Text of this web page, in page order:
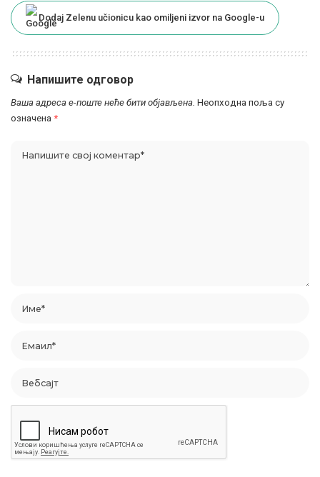
Dodaj Zelenu učionicu kao omiljeni izvor na Google-u
Напишите одговор
Ваша адреса е-поште неће бити објављена. Неопходна поља су
означена *